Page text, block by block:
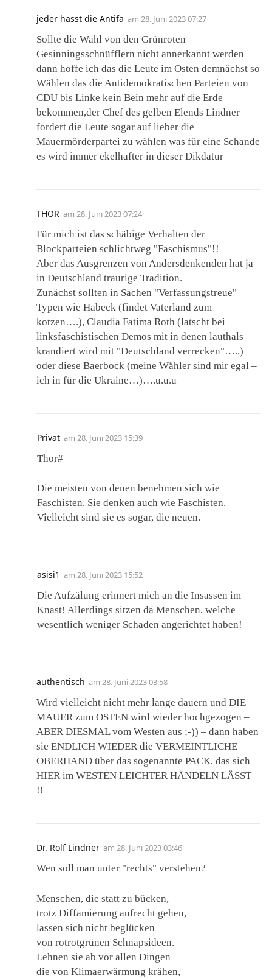
jeder hasst die Antifa am 28. Juni 2023 07:27
Sollte die Wahl von den Grünroten
Gesinningsschnüfflern nicht annerkannt werden
dann hoffe ich das die Leute im Osten demnächst so
Wählen das die Antidemokratischen Parteien von
CDU bis Linke kein Bein mehr auf die Erde
bekommen,der Chef des gelben Elends Lindner
fordert die Leute sogar auf lieber die
Mauermörderpartei zu wählen was für eine Schande
es wird immer ekelhafter in dieser Dikdatur
THOR am 28. Juni 2023 07:24
Für mich ist das schäbige Verhalten der
Blockparteien schlichtweg "Faschismus"!!
Aber das Ausgrenzen von Andersdenkenden hat ja
in Deutschland traurige Tradition.
Zunächst sollten in Sachen "Verfassungstreue"
Typen wie Habeck (findet Vaterland zum
kotzen….), Claudia Fatima Roth (latscht bei
linksfaschistischen Demos mit in denen lauthals
krandiert wird mit "Deutschland verrecken"…..)
oder diese Baerbock (meine Wähler sind mir egal –
ich in für die Ukraine…)….u.u.u
Privat am 28. Juni 2023 15:39
Thor#
Die meisten von denen benehmen sich wie
Faschisten. Sie denken auch wie Faschisten.
Vielleicht sind sie es sogar, die neuen.
asisi1 am 28. Juni 2023 15:52
Die Aufzälung erinnert mich an die Insassen im
Knast! Allerdings sitzen da Menschen, welche
wesentlich weniger Schaden angerichtet haben!
authentisch am 28. Juni 2023 03:58
Wird vielleicht nicht mehr lange dauern und DIE
MAUER zum OSTEN wird wieder hochgezogen –
ABER DIESMAL vom Westen aus ;-)) – dann haben
sie ENDLICH WIEDER die VERMEINTLICHE
OBERHAND über das sogenannte PACK, das sich
HIER im WESTEN LEICHTER HÄNDELN LÄSST
!!
Dr. Rolf Lindner am 28. Juni 2023 03:46
Wen soll man unter "rechts" verstehen?
Menschen, die statt zu bücken,
trotz Diffamierung aufrecht gehen,
lassen sich nicht beglücken
von rotrotgrünen Schnapsideen.
Lehnen sie ab vor allen Dingen
die von Klimaerwärmung krähen,